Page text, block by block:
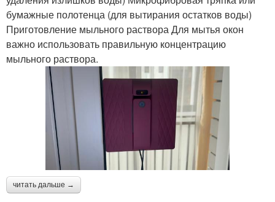
бумажные полотенца (для вытирания остатков воды)
Приготовление мыльного раствора Для мытья окон
важно использовать правильную концентрацию
мыльного раствора.
читать дальше →